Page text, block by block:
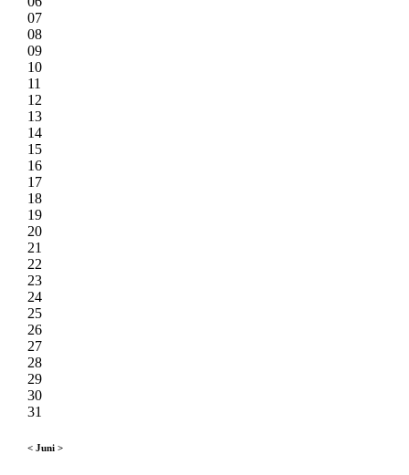
07
08
09
10
11
12
13
14
15
16
17
18
19
20
21
22
23
24
25
26
27
28
29
30
31
< Juni >